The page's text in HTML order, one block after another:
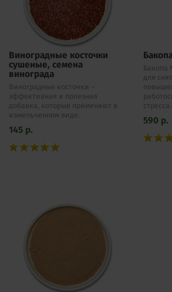
Виноградные косточки
сушеные, семена
винограда
Виноградные косточки –
эффективная и полезная
добавка, которые применяют в
измельченном виде.
145 р.
Бакопа
для
стресса....
590 р.